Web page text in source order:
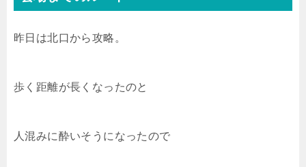
昨日は北口から攻略。
歩く距離が長くなったのと
人混みに酔いそうになったので